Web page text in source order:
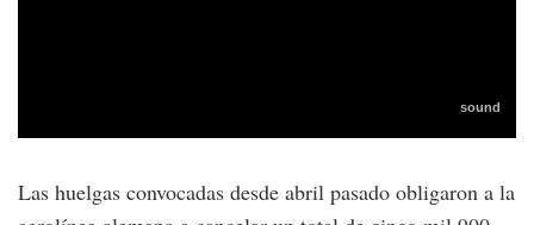
Las huelgas convocadas desde abril pasado obligaron a la